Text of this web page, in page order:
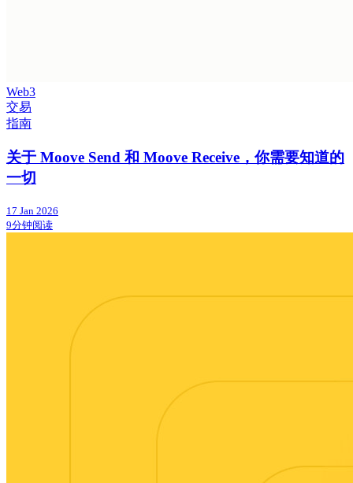
Web3
交易
指南
关于 Moove Send 和 Moove Receive，你需要知道的
一切
17 Jan 2026
9分钟阅读